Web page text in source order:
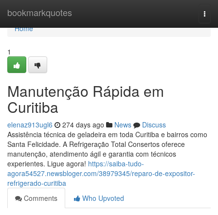
bookmarkquotes
Home
Home
1
Manutenção Rápida em
Curitiba
elenaz913ugl6 274 days ago News
Discuss
Assistência técnica de geladeira em toda Curitiba e bairros como
Santa Felicidade. A Refrigeração Total Consertos oferece
manutenção, atendimento ágil e garantia com técnicos
experientes. Ligue agora! https://saiba-tudo-
agora54527.newsbloger.com/38979345/reparo-de-expositor-
refrigerado-curitiba
Comments
Who Upvoted